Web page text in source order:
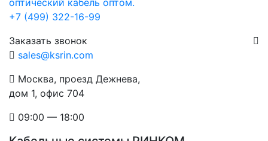
+7 (499) 322-16-99
Заказать звонок
sales@ksrin.com
Москва, проезд Дежнева,
дом 1, офис 704
09:00 — 18:00